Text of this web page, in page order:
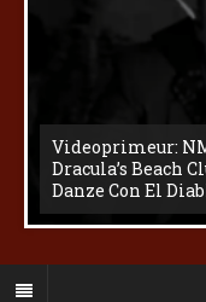
Videoprimeur:
Dracula’s Beach
Danze Con El